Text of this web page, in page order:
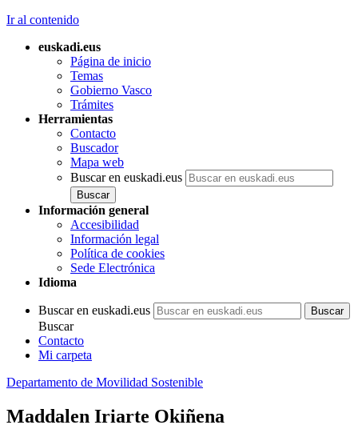
Ir al contenido
euskadi.eus
Página de inicio
Temas
Gobierno Vasco
Trámites
Herramientas
Contacto
Buscador
Mapa web
Buscar en euskadi.eus
Información general
Accesibilidad
Información legal
Política de cookies
Sede Electrónica
Idioma
Buscar en euskadi.eus
Buscar
Contacto
Mi carpeta
Departamento de Movilidad Sostenible
Maddalen Iriarte Okiñena